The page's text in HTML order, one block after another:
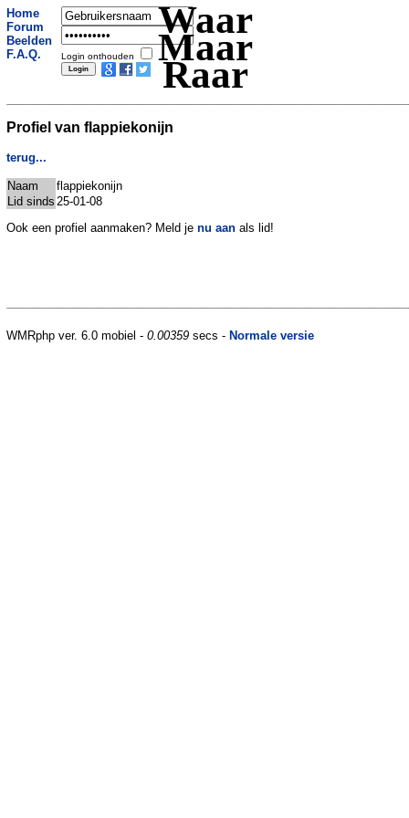
Home
Forum
Beelden
F.A.Q.
Login onthouden
Waar
Maar
Raar
Profiel van flappiekonijn
terug...
Naam
flappiekonijn
Lid sinds 25-01-08
Ook een profiel aanmaken? Meld je nu aan als lid!
WMRphp ver. 6.0 mobiel - 0.00359 secs - Normale versie